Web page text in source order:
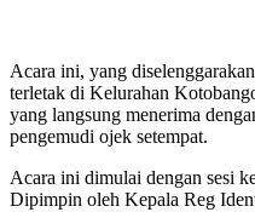
Acara ini, yang
terletak di Kelurahan
yang langsung menerima
pengemudi ojek setempat.
Acara ini dimulai dengan sesi
Dipimpin oleh Kepala Reg